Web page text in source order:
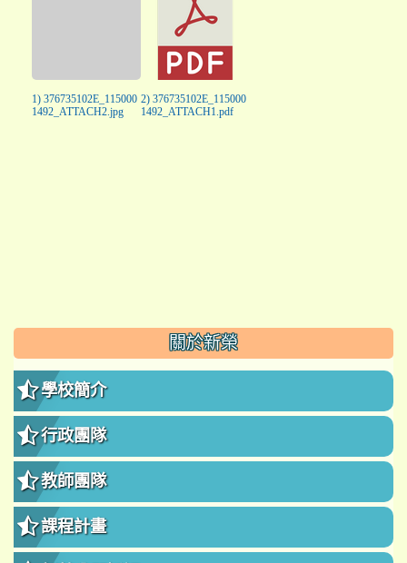
1) 376735102E_115000
1492_ATTACH2.jpg
2) 376735102E_115000
1492_ATTACH1.pdf
::: 關於新榮
學校簡介
行政團隊
教師團隊
課程計畫